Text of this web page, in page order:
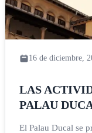
16 de diciembre,
LAS
PALAU
El Palau Ducal se